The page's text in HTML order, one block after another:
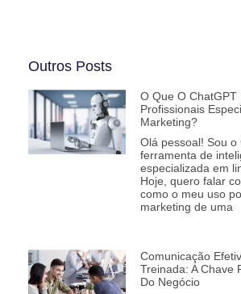
Outros Posts
O Que O ChatGPT
Profissionais
Marketing?
Olá pessoal! Sou o
ferramenta de
especializada em
Hoje, quero falar
como o meu uso
marketing de uma
Comunicação
Treinada: A Chave
Do Negócio